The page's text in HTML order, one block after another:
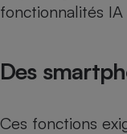
fonctionnalités
Des
Ces fonctions